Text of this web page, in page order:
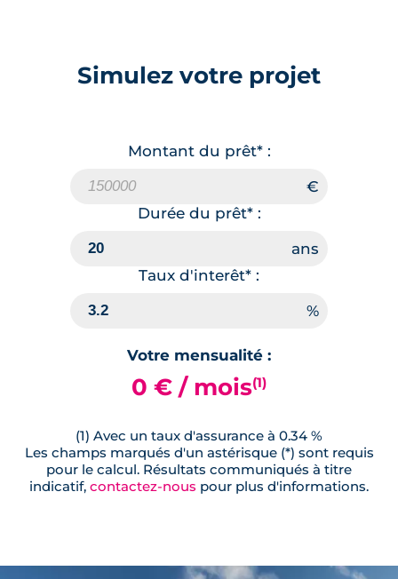
Simulez votre projet
Montant du prêt* :
Durée du prêt* :
Taux d'interêt* :
Votre mensualité :
0 € / mois(1)
(1) Avec un taux d'assurance à 0.34 %
Les champs marqués d'un astérisque (*) sont requis
pour le calcul. Résultats communiqués à titre
indicatif, contactez-nous pour plus d'informations.